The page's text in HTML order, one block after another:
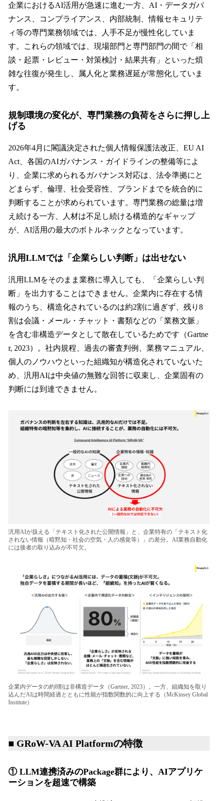
企業におけるAI活用が急速に進む一方、AI・データガバ
ナンス、コンプライアンス、内部統制、情報セキュリテ
ィ等の専門業務領域では、人手不足が慢性化していま
す。これらの領域では、現場部門と専門部門の間で「相
談・起票・レビュー・対策検討・結果共有」といった煩
雑な往復が発生し、属人化と業務遅延が常態化していま
す。
規制環境の変化が、専門業務の負荷をさらに押し上
げる
2026年4月に閣議決定された個人情報保護法改正、EU AI
Act、各国のAIガバナンス・ガイドラインの整備等によ
り、企業に求められるガバナンス対応は、法令準拠にと
どまらず、倫理、社会受容性、ブランドまでを統合的に
判断することが求められています。専門業務の総量は増
え続ける一方、人材は不足し続ける構造的なギャップ
が、AI活用の最大のボトルネックとなっています。
汎用LLMでは「企業らしい判断」は出せない
汎用LLMをそのまま業務に導入しても、「企業らしい判
断」を出力することはできません。企業内に存在する情
報のうち、構造化されているのは約2割に過ぎず、残り8
割は会議・メール・チャット・書類などの「業務文脈」
を含む非構造データとして散在しているためです（Gartne
r, 2023）。社内規程、過去の審査判例、業務マニュアル、
個人のノウハウといった組織知が構造化されていないた
め、汎用AIは中央値の無難な回答に収束し、企業固有の
判断には到達できません。
汎用AIが扱える「テキスト化された公開情報」と、企業特有の「テキスト化
されない情報（暗黙知・社会の空気・人の感覚等）」の差分。AI業務自動化
には後者の取り込みが不可欠。
企業内データの約8割は非構造データ（Gartner, 2023）。一方、組織知を取り
込んだAIは時間経過とともに性能が指数関数的に向上する（McKinsey Global
Institute）
■ GRoW-VA AI Platformの特徴
① LLM連携済みのPackage群により、AIアプリケ
ーションを超速で構築